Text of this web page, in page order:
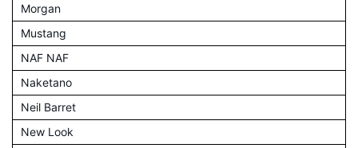
Morgan
Mustang
NAF NAF
Naketano
Neil Barret
New Look